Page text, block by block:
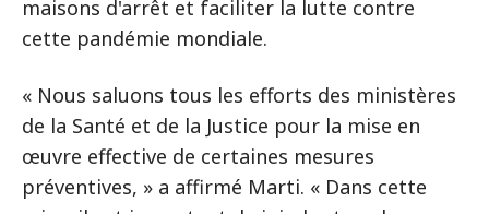
maisons d'arrêt et faciliter la lutte contre
cette pandémie mondiale.
« Nous saluons tous les efforts des ministères
de la Santé et de la Justice pour la mise en
œuvre effective de certaines mesures
préventives, » a affirmé Marti. « Dans cette